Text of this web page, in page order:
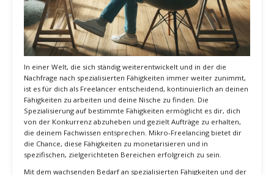
In einer Welt, die sich ständig weiterentwickelt und in der die
Nachfrage nach spezialisierten Fähigkeiten immer weiter zunimmt,
ist es für dich als Freelancer entscheidend, kontinuierlich an deinen
Fähigkeiten zu arbeiten und deine Nische zu finden. Die
Spezialisierung auf bestimmte Fähigkeiten ermöglicht es dir, dich